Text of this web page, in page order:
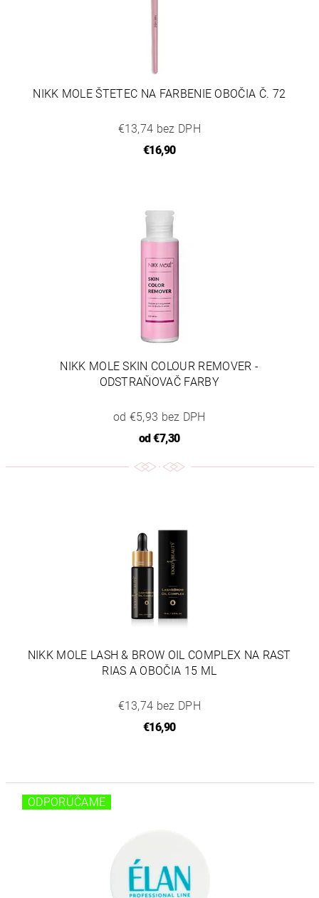
NIKK MOLE ŠTETEC NA FARBENIE OBOČIA Č. 72
€13,74 bez DPH
€16,90
NIKK MOLE SKIN COLOUR REMOVER -
ODSTRAŇOVAČ FARBY
od €5,93 bez DPH
od €7,30
NIKK MOLE LASH & BROW OIL COMPLEX NA RAST
RIAS A OBOČIA 15 ML
€13,74 bez DPH
€16,90
ODPORÚČAME